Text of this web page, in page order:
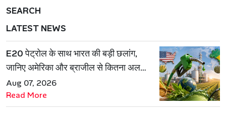
SEARCH
LATEST NEWS
E20 पेट्रोल के साथ भारत की बड़ी छलांग,
जानिए अमेरिका और ब्राजील से कितना अलग
है एथेनॉल मॉडल
Aug 07, 2026
Read More